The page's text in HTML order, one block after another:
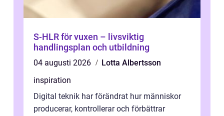
S-HLR för vuxen – livsviktig
handlingsplan och utbildning
04 augusti 2026
Lotta Albertsson
inspiration
Digital teknik har förändrat hur människor
producerar, kontrollerar och förbättrar